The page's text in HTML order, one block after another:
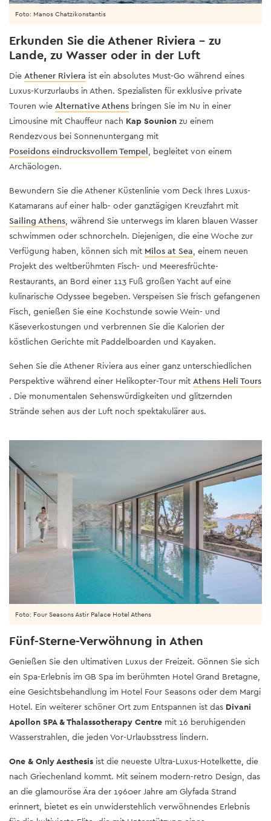
Foto: Manos Chatzikonstantis
Erkunden Sie die Athener Riviera – zu
Lande, zu Wasser oder in der Luft
Die Athener Riviera ist ein absolutes Must-Go während eines
Luxus-Kurzurlaubs in Athen. Spezialisten für exklusive private
Touren wie Alternative Athens bringen Sie im Nu in einer
Limousine mit Chauffeur nach Kap Sounion zu einem
Rendezvous bei Sonnenuntergang mit
Poseidons eindrucksvollem Tempel, begleitet von einem
Archäologen.
Bewundern Sie die Athener Küstenlinie vom Deck Ihres Luxus-
Katamarans auf einer halb- oder ganztägigen Kreuzfahrt mit
Sailing Athens, während Sie unterwegs im klaren blauen Wasser
schwimmen oder schnorcheln. Diejenigen, die eine Woche zur
Verfügung haben, können sich mit Milos at Sea, einem neuen
Projekt des weltberühmten Fisch- und Meeresfrüchte-
Restaurants, an Bord einer 113 Fuß großen Yacht auf eine
kulinarische Odyssee begeben. Verspeisen Sie frisch gefangenen
Fisch, genießen Sie eine Kochstunde sowie Wein- und
Käseverkostungen und verbrennen Sie die Kalorien der
köstlichen Gerichte mit Paddelboarden und Kayaken.
Sehen Sie die Athener Riviera aus einer ganz unterschiedlichen
Perspektive während einer Helikopter-Tour mit Athens Heli Tours
. Die monumentalen Sehenswürdigkeiten und glitzernden
Strände sehen aus der Luft noch spektakulärer aus.
Fünf-Sterne-Verwöhnung in Athen
Genießen Sie den ultimativen Luxus der Freizeit. Gönnen Sie sich
ein Spa-Erlebnis im GB Spa im berühmten Hotel Grand Bretagne,
eine Gesichtsbehandlung im Hotel Four Seasons oder dem Margi
Hotel. Ein weiterer schöner Ort zum Entspannen ist das Divani
Apollon SPA & Thalassotherapy Centre mit 16 beruhigenden
Wasserstrahlen, die jeden Vor-Urlaubsstress lindern.
One & Only Aesthesis ist die neueste Ultra-Luxus-Hotelkette, die
nach Griechenland kommt. Mit seinem modern-retro Design, das
an die glamouröse Ära der 1960er Jahre am Glyfada Strand
erinnert, bietet es ein unwiderstehlich verwöhnendes Erlebnis
Foto: Four Seasons Astir Palace Hotel Athens